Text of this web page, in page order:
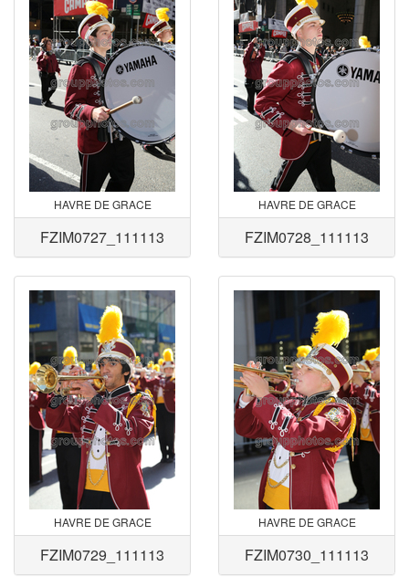
HAVRE DE GRACE
FZIM0727_111113
HAVRE DE GRACE
FZIM0728_111113
HAVRE DE GRACE
FZIM0729_111113
HAVRE DE GRACE
FZIM0730_111113